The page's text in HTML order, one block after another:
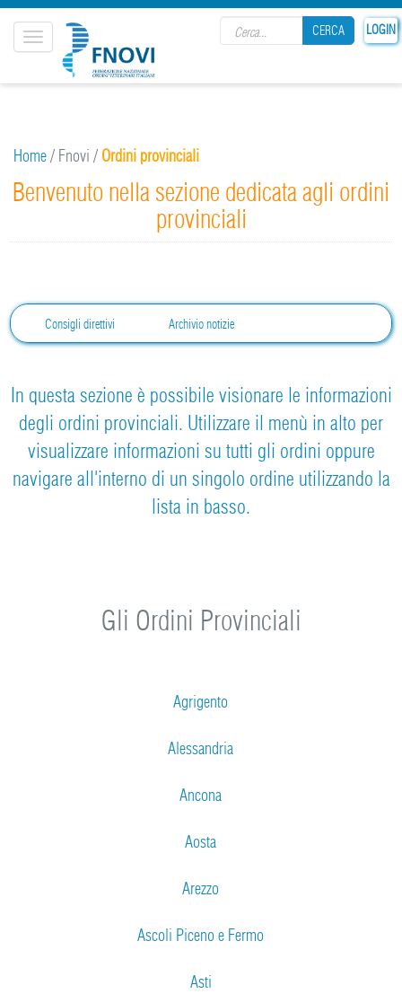
LOGIN
CERCA
Toggle
navigation
Home/ Fnovi / Ordini provinciali
Benvenuto nella sezione dedicata agli ordini
provinciali
Consigli direttivi Archivio notizie
In questa sezione è possibile visionare le informazioni
degli ordini provinciali. Utilizzare il menù in alto per
visualizzare informazioni su tutti gli ordini oppure
navigare all'interno di un singolo ordine utilizzando la
lista in basso.
Gli Ordini Provinciali
Agrigento
Alessandria
Ancona
Aosta
Arezzo
Ascoli Piceno e Fermo
Asti